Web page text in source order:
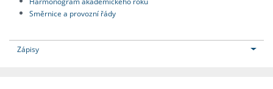
Směrnice a provozní řády
Zápisy